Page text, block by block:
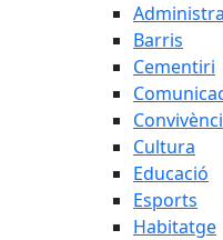
Barris
Cementiri
Cultura
Educació
Esports
Habitatge